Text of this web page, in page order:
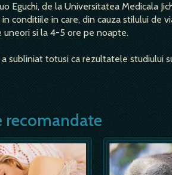
Eguchi, de la Universitatea Medicala
conditiile in care, din cauza stilului de
uneori si la 4-5 ore pe noapte.
a subliniat totusi ca rezultatele
recomandate